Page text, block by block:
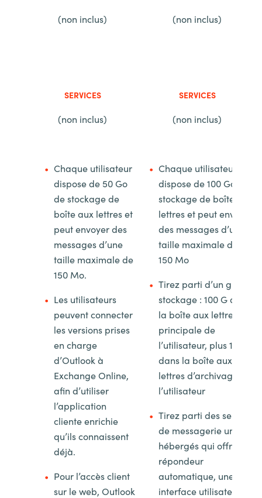
(non inclus) (non inclus)
SERVICES SERVICES
(non inclus) (non inclus)
Chaque utilisateur
dispose de 50 Go
de stockage de
boîte aux lettres et
peut envoyer des
messages d’une
taille maximale de
150 Mo.
Les utilisateurs
peuvent connecter
les versions prises
en charge
d’Outlook à
Exchange Online,
afin d’utiliser
l’application
cliente enrichie
qu’ils connaissent
déjà.
Pour l’accès client
sur le web, Outlook
Chaque utilisateur
dispose de 100 Go de
stockage de boîte aux
lettres et peut envoyer
des messages d’une
taille maximale de
150 Mo
Tirez parti d’un grand
stockage : 100 G dans
la boîte aux lettres
principale de
l’utilisateur, plus 1,5 To
dans la boîte aux
lettres d’archivage de
l’utilisateur
Tirez parti des services
de messagerie unifiée
hébergés qui offrent un
répondeur
automatique, une
interface utilisateur